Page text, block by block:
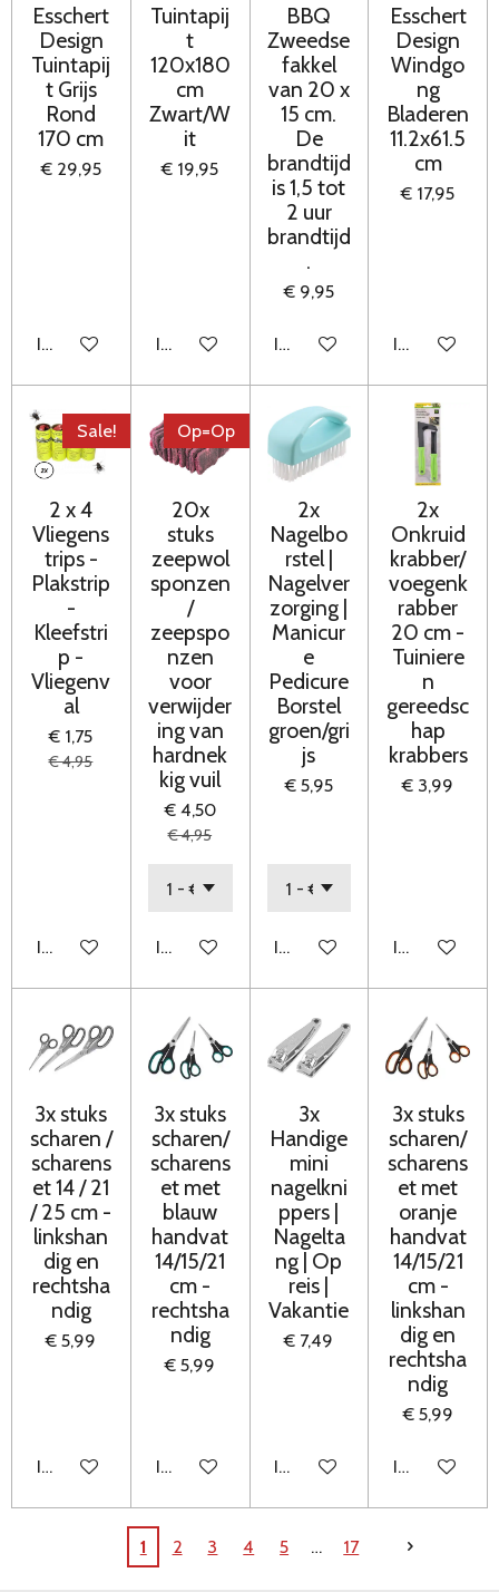
Esschert
Design
Tuintapij
t Grijs
Rond
170 cm
€ 29,95
In winkelwagen
Tuintapij
t
120x180
cm
Zwart/W
it
€ 19,95
In winkelwagen
BBQ
Zweedse
fakkel
van 20 x
15 cm.
De
brandtijd
is 1,5 tot
2 uur
brandtijd
.
€ 9,95
In winkelwagen
Esschert
Design
Windgo
ng
Bladeren
11.2x61.5
cm
€ 17,95
In
Sale!
2 x 4
Vliegens
trips -
Plakstrip
-
Kleefstri
p -
Vliegenv
al
€ 1,75
€ 4,95
In winkelwagen
Op=Op
20x
stuks
zeepwol
sponzen
/
zeepspo
nzen
voor
verwijder
ing van
hardnek
kig vuil
€ 4,50
€ 4,95
In winkelwagen
2x
Nagelbo
rstel |
Nagelver
zorging |
Manicur
e
Pedicure
Borstel
groen/gri
js
€ 5,95
In winkelwagen
2x
Onkruid
krabber/
voegenk
rabber
20 cm -
Tuiniere
n
gereedsc
hap
krabbers
€ 3,99
In
3x stuks
scharen /
scharens
et 14 / 21
/ 25 cm -
linkshan
dig en
rechtsha
ndig
€ 5,99
In winkelwagen
3x stuks
scharen/
scharens
et met
blauw
handvat
14/15/21
cm -
rechtsha
ndig
€ 5,99
In winkelwagen
3x
Handige
mini
nagelkni
ppers |
Nagelta
ng | Op
reis |
Vakantie
€ 7,49
In winkelwagen
3x stuks
scharen/
scharens
et met
oranje
handvat
14/15/21
cm -
linkshan
dig en
rechtsha
ndig
€ 5,99
In
1 2 3 4 5 17